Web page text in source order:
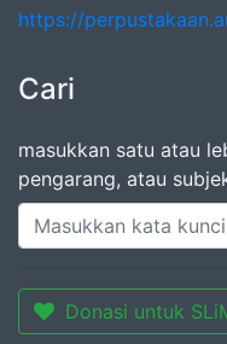
https://
Cari
masukkan satu atau
pengarang, atau
Donasi untuk